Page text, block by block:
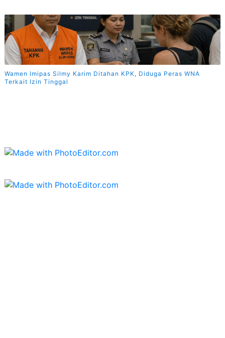
Wamen Imipas Silmy Karim Ditahan KPK, Diduga Peras WNA
Terkait Izin Tinggal